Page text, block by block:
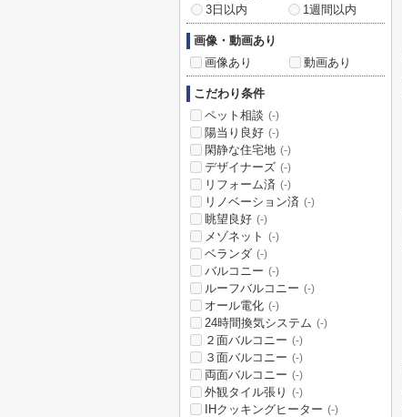
3日以内
1週間以内
画像・動画あり
画像あり
動画あり
こだわり条件
ペット相談 (-)
陽当り良好 (-)
閑静な住宅地 (-)
デザイナーズ (-)
リフォーム済 (-)
リノベーション済 (-)
眺望良好 (-)
メゾネット (-)
ベランダ (-)
バルコニー (-)
ルーフバルコニー (-)
オール電化 (-)
24時間換気システム (-)
２面バルコニー (-)
３面バルコニー (-)
両面バルコニー (-)
外観タイル張り (-)
IHクッキングヒーター (-)